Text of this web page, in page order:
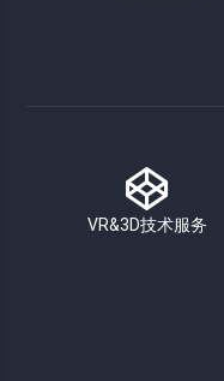
VR&3D技术服务